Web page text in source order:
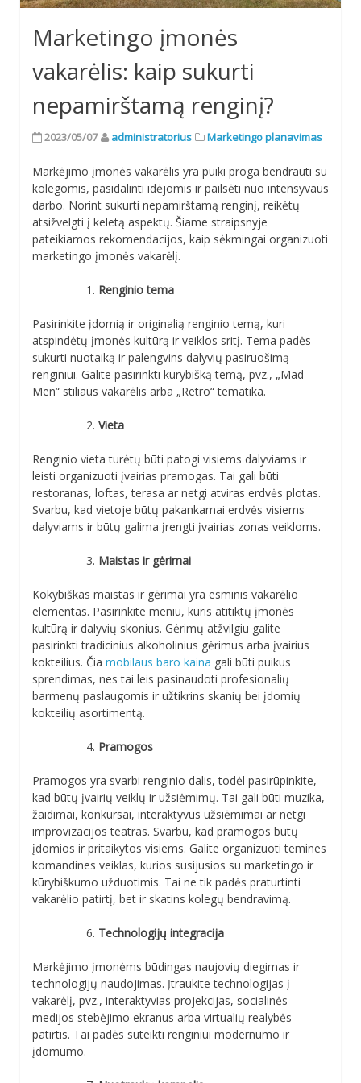
Marketingo įmonės
vakarėlis: kaip sukurti
nepamirštamą renginį?
2023/05/07 administratorius Marketingo planavimas
Markėjimo įmonės vakarėlis yra puiki proga bendrauti su
kolegomis, pasidalinti idėjomis ir pailsėti nuo intensyvaus
darbo. Norint sukurti nepamirštamą renginį, reikėtų
atsižvelgti į keletą aspektų. Šiame straipsnyje
pateikiamos rekomendacijos, kaip sėkmingai organizuoti
marketingo įmonės vakarėlį.
Renginio tema
Pasirinkite įdomią ir originalią renginio temą, kuri
atspindėtų įmonės kultūrą ir veiklos sritį. Tema padės
sukurti nuotaiką ir palengvins dalyvių pasiruošimą
renginiui. Galite pasirinkti kūrybišką temą, pvz., „Mad
Men“ stiliaus vakarėlis arba „Retro“ tematika.
Vieta
Renginio vieta turėtų būti patogi visiems dalyviams ir
leisti organizuoti įvairias pramogas. Tai gali būti
restoranas, loftas, terasa ar netgi atviras erdvės plotas.
Svarbu, kad vietoje būtų pakankamai erdvės visiems
dalyviams ir būtų galima įrengti įvairias zonas veikloms.
Maistas ir gėrimai
Kokybiškas maistas ir gėrimai yra esminis vakarėlio
elementas. Pasirinkite meniu, kuris atitiktų įmonės
kultūrą ir dalyvių skonius. Gėrimų atžvilgiu galite
pasirinkti tradicinius alkoholinius gėrimus arba įvairius
kokteilius. Čia mobilaus baro kaina gali būti puikus
sprendimas, nes tai leis pasinaudoti profesionalių
barmenų paslaugomis ir užtikrins skanių bei įdomių
kokteilių asortimentą.
Pramogos
Pramogos yra svarbi renginio dalis, todėl pasirūpinkite,
kad būtų įvairių veiklų ir užsiėmimų. Tai gali būti muzika,
žaidimai, konkursai, interaktyvūs užsiėmimai ar netgi
improvizacijos teatras. Svarbu, kad pramogos būtų
įdomios ir pritaikytos visiems. Galite organizuoti temines
komandines veiklas, kurios susijusios su marketingo ir
kūrybiškumo užduotimis. Tai ne tik padės praturtinti
vakarėlio patirtį, bet ir skatins kolegų bendravimą.
Technologijų integracija
Markėjimo įmonėms būdingas naujovių diegimas ir
technologijų naudojimas. Įtraukite technologijas į
vakarėlį, pvz., interaktyvias projekcijas, socialinės
medijos stebėjimo ekranus arba virtualių realybės
patirtis. Tai padės suteikti renginiui modernumo ir
įdomumo.